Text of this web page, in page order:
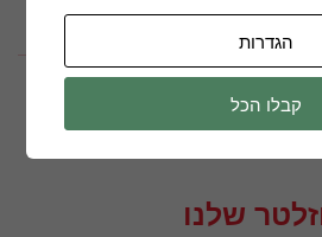
מכונת כביסה ומייבש
מקרר ויטרינה
שלנו
הגדרות
קבלו הכל